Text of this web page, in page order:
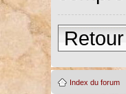
Index du forum